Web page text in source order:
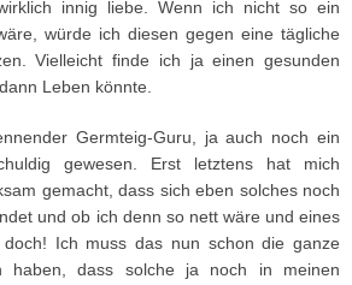
innig liebe. Wenn ich nicht so ein
würde ich diesen gegen eine tägliche
Vielleicht finde ich ja einen gesunden
Leben könnte.
Germteig-Guru, ja auch noch ein
gewesen. Erst letztens hat mich
gemacht, dass sich eben solches noch
und ob ich denn so nett wäre und eines
doch! Ich muss das nun schon die ganze
haben, dass solche ja noch in meinen